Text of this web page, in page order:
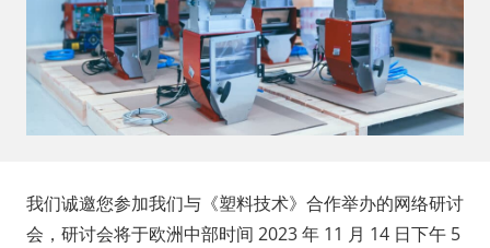
我们诚邀您参加我们与《塑料技术》合作举办的网络研讨
会，研讨会将于欧洲中部时间 2023 年 11 月 14 日下午 5